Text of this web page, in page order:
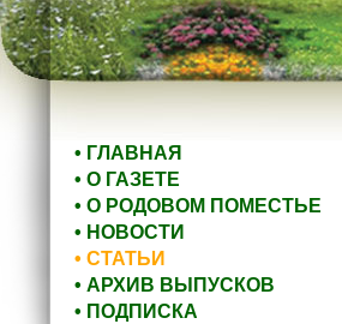
• ГЛАВНАЯ
• О ГАЗЕТЕ
• О РОДОВОМ ПОМЕСТЬЕ
• НОВОСТИ
• СТАТЬИ
• АРХИВ ВЫПУСКОВ
• ПОДПИСКА